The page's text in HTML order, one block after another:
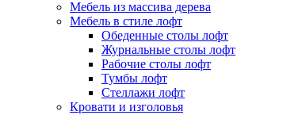
Мебель из массива дерева
Мебель в стиле лофт
Обеденные столы лофт
Журнальные столы лофт
Рабочие столы лофт
Тумбы лофт
Стеллажи лофт
Кровати и изголовья